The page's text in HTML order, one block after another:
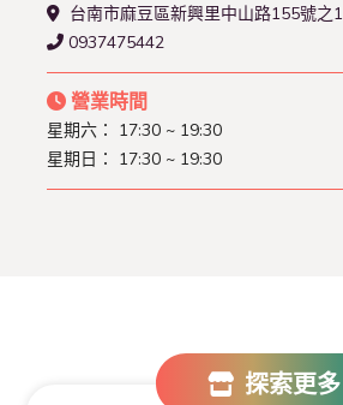
台南市麻豆區新興里中山路155號之1
0937475442
營業時間
星期六： 17:30 ~ 19:30
星期日： 17:30 ~ 19:30
探索更多